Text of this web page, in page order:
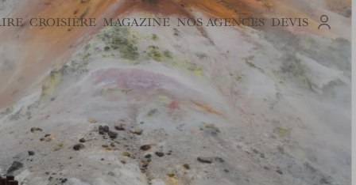
CROISIÈRE MAGAZINE NOS AGENCES DEVIS